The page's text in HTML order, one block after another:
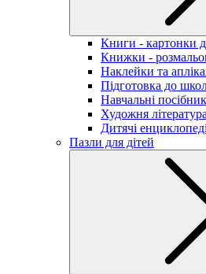
Книги - картонки
Книжки -
Наклейки та
Підготовка до
Навчальні
Художня література
Дитячі
Пазли для дітей